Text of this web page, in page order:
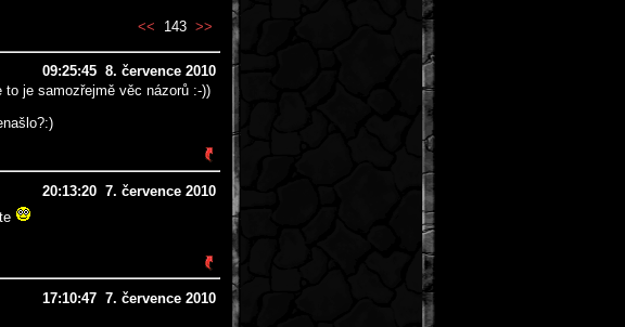
<< 143 >>
09:25:45 8. července 2010
je samozřejmě věc názorů :-))
20:13:20 7. července 2010
17:10:47 7. července 2010